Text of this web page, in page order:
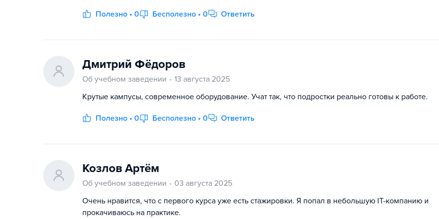
Полезно • 0 Бесполезно • 0 Ответить
Дмитрий Фёдоров
Об учебном заведении
13 августа 2025
Крутые кампусы, современное оборудование. Учат так, что подростки реально готовы к работе.
Полезно • 0 Бесполезно • 0 Ответить
Козлов Артём
Об учебном заведении
03 августа 2025
Очень нравится, что с первого курса уже есть стажировки. Я попал в небольшую IT-компанию и
прокачиваюсь на практике.